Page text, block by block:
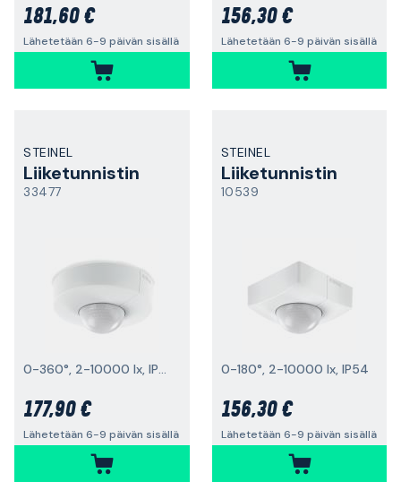
181,60 €
Lähetetään 6-9 päivän sisällä
156,30 €
Lähetetään 6-9 päivän sisällä
STEINEL
Liiketunnistin
33477
0-360°, 2-10000 lx, IP54
177,90 €
Lähetetään 6-9 päivän sisällä
STEINEL
Liiketunnistin
10539
0-180°, 2-10000 lx, IP54
156,30 €
Lähetetään 6-9 päivän sisällä